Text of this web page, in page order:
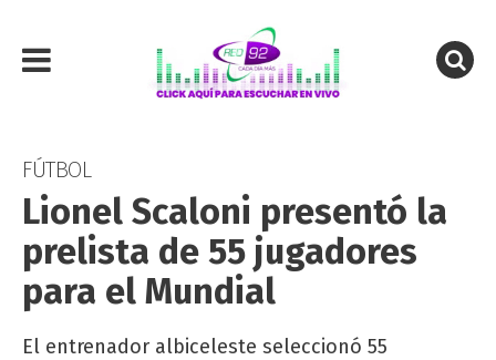
FÚTBOL
Lionel Scaloni presentó la
prelista de 55 jugadores
para el Mundial
El entrenador albiceleste seleccionó 55